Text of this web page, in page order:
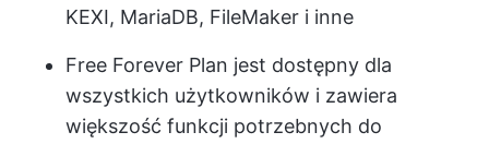
KEXI, MariaDB, FileMaker i inne
Free Forever Plan jest dostępny dla
wszystkich użytkowników i zawiera
większość funkcji potrzebnych do